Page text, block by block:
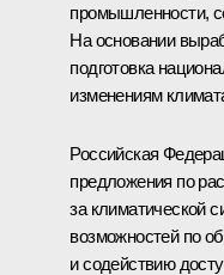
промышленности,
На основании
подготовка
изменениям
Российская
предложения по
за климатической
возможностей по
и содействию